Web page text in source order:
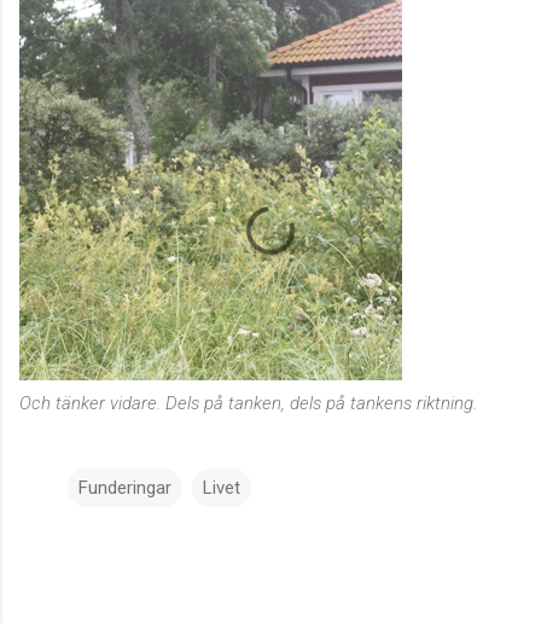
Och tänker vidare. Dels på tanken, dels på tankens riktning.
Funderingar Livet